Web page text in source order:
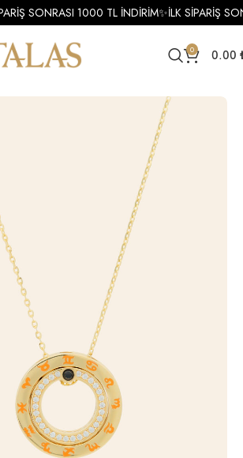
0 0.00
SONRASI 1000 TL İNDİRİM✨İLK SİPARİŞ